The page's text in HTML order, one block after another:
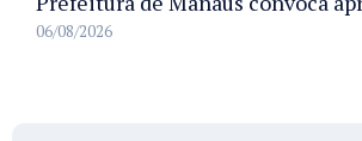
06/08/2026